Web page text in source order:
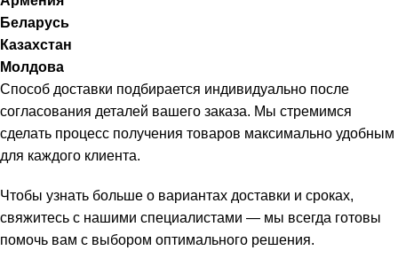
Беларусь
Казахстан
Молдова
Способ доставки подбирается индивидуально после
согласования деталей вашего заказа. Мы стремимся
сделать процесс получения товаров максимально удобным
для каждого клиента.
Чтобы узнать больше о вариантах доставки и сроках,
свяжитесь с нашими специалистами — мы всегда готовы
помочь вам с выбором оптимального решения.